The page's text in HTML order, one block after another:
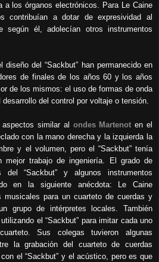
a los órganos electrónicos. Para Le Caine
contribuían a dotar de expresividad al
según él, adolecían otros instrumentos
diseño del “Sackbut” han permanecido en
de finales de los años 60 y los años
de los mismos: el uso de formas de onda
del control por voltaje o tensión.
aspectos similar al ondes Martenot en el
con la mano derecha y la izquierda la
y el volumen, pero el “Sackbut” tenía
mejor trabajo de ingeniería. El grado de
“Sackbut” y algunos instrumentos
en la siguiente anécdota: Le Caine
musicales para un cuarteto de cuerdas y
grupo de intérpretes locales. También
el “Sackbut” para imitar cada uno
Sus colegas tuvieron algunas
la grabación del cuarteto de cuerdas
el “Sackbut” y el acústico, pero es que